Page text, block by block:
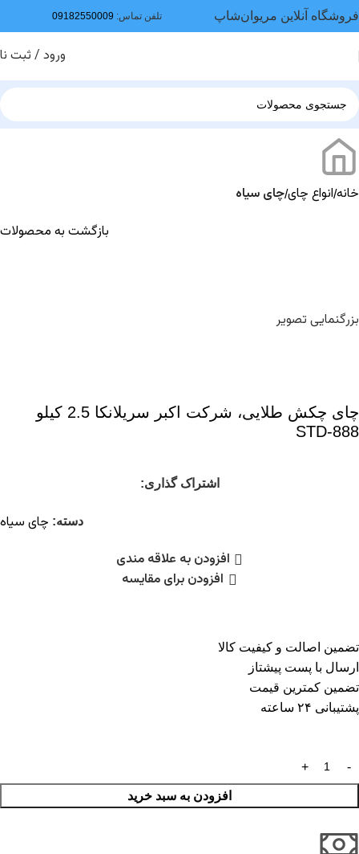
فروشگاه آنلاین مریوان‌شاپ تلفن تماس:
ورود / ثبت
خانه انواع چایچای سیاه
بازگشت به محصولات
بزرگنمایی تصویر
چای چکش طلایی، شرکت اکبر سریلانکا 2.5 کیلو
STD-888
اشتراک گذاری:
دسته: چای سیاه
افزودن به علاقه مندی
افزودن برای مقایسه
تضمین اصالت و کیفیت کالا
ارسال با پست پیشتاز
تضمین کمترین قیمت
پشتیبانی ۲۴ ساعته
افزودن به سبد خرید